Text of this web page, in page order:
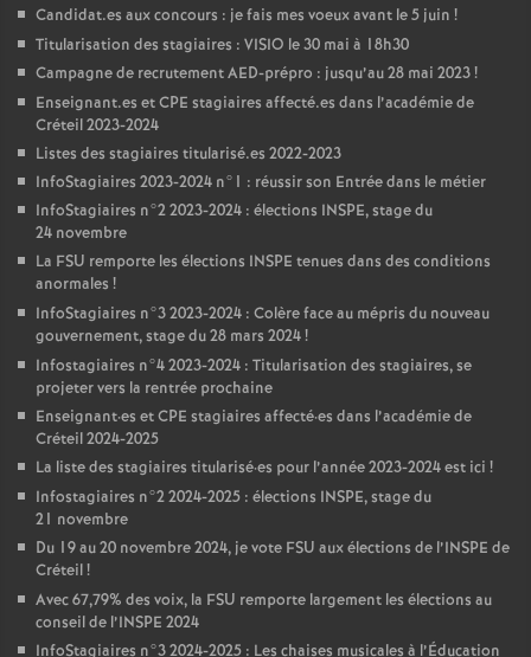
Candidat.es aux concours : je fais mes voeux avant le 5 juin !
Titularisation des stagiaires : VISIO le 30 mai à 18h30
Campagne de recrutementAED-prépro : jusqu’au 28 mai 2023!
Enseignant.es etCPE stagiaires affecté.es dans l’académie de
Créteil 2023-2024
Listes des stagiaires titularisé.es 2022-2023
InfoStagiaires 2023-2024 n°1 : réussir son Entrée dans le métier
InfoStagiaires n°2 2023-2024 : élections INSPE, stage du
24 novembre
La FSU remporte les élections INSPE tenues dans des conditions
anormales !
InfoStagiaires n°3 2023-2024 : Colère face au mépris du nouveau
gouvernement, stage du 28 mars 2024!
Infostagiaires n°4 2023-2024 : Titularisation des stagiaires, se
projeter vers la rentrée prochaine
Enseignant·es etCPE stagiaires affecté·es dans l’académie de
Créteil 2024-2025
La liste des stagiaires titularisé·es pour l’année 2023-2024 est ici !
Infostagiaires n°2 2024-2025 : élections INSPE, stage du
21 novembre
Du 19 au 20 novembre 2024, je vote FSU aux élections de l’INSPE de
Créteil!
Avec 67,79% des voix, la FSU remporte largement les élections au
conseil de l’INSPE 2024
InfoStagiaires n°3 2024-2025 : Les chaises musicales à l’Éducation